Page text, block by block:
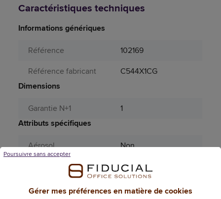
Caractéristiques techniques
Informations génériques
Référence
102169
Référence fabricant
C544X1CG
Dimensions
Garantie N+1
1
Attributs spécifiques
Aérosol
Non
Couleur (sauvegarde
bleu
Gérer mes préférences en matière de cookies
Poursuivre sans accepter